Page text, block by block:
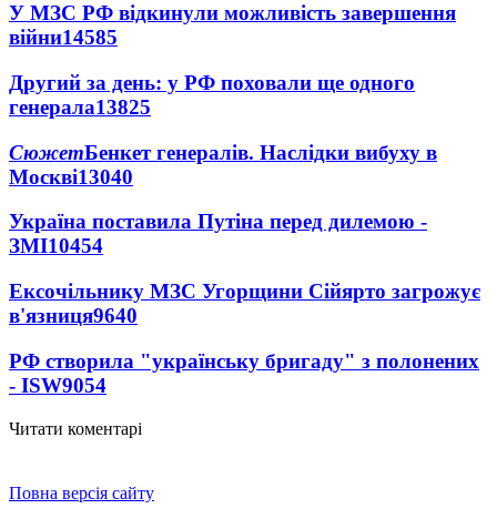
У МЗС РФ відкинули можливість завершення
війни14585
Другий за день: у РФ поховали ще одного
генерала13825
СюжетБенкет генералів. Наслідки вибуху в
Москві13040
Україна поставила Путіна перед дилемою -
ЗМІ10454
Ексочільнику МЗС Угорщини Сійярто загрожує
в'язниця9640
РФ створила "українську бригаду" з полонених
- ISW9054
Читати коментарі
Повна версія сайту